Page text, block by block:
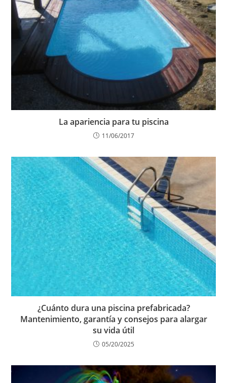
La apariencia para tu piscina
11/06/2017
¿Cuánto dura una piscina prefabricada?
Mantenimiento, garantía y consejos para alargar
su vida útil
05/20/2025